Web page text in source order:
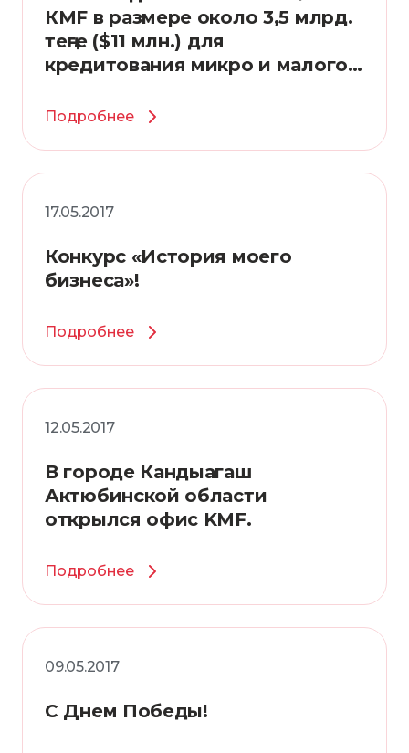
КМF в размере около 3,5 млрд.
теңге ($11 млн.) для
кредитования микро и малого
Подробнее
17.05.2017
Конкурс «История моего
бизнеса»!
Подробнее
12.05.2017
В городе Кандыагаш
Актюбинской области
открылся офис KMF.
Подробнее
09.05.2017
С Днем Победы!